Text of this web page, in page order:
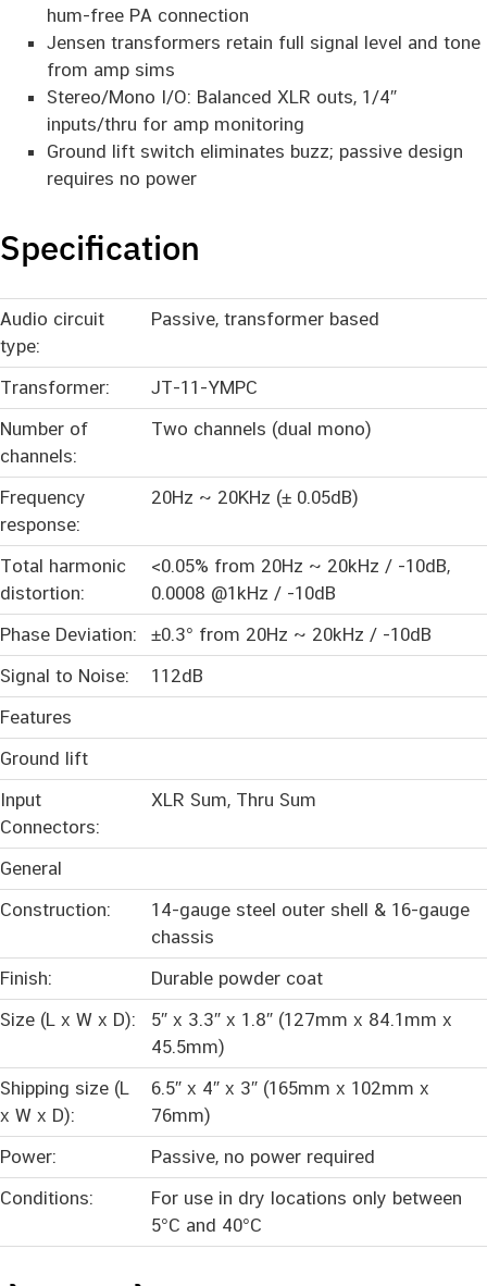
hum-free PA connection
Jensen transformers retain full signal level and tone
from amp sims
Stereo/Mono I/O: Balanced XLR outs, 1/4″
inputs/thru for amp monitoring
Ground lift switch eliminates buzz; passive design
requires no power
Specification
Audio circuit
type:
Passive, transformer based
Transformer:
JT-11-YMPC
Number of
channels:
Two channels (dual mono)
Frequency
response:
20Hz ~ 20KHz (± 0.05dB)
Total harmonic
distortion:
<0.05% from 20Hz ~ 20kHz / -10dB,
0.0008 @1kHz / -10dB
Phase Deviation:
±0.3° from 20Hz ~ 20kHz / -10dB
Signal to Noise:
112dB
Features
Ground lift
Input
Connectors:
XLR Sum, Thru Sum
General
Construction:
14-gauge steel outer shell & 16-gauge
chassis
Finish:
Durable powder coat
Size (L x W x D):
5″ x 3.3″ x 1.8″ (127mm x 84.1mm x
45.5mm)
Shipping size (L
x W x D):
6.5″ x 4″ x 3″ (165mm x 102mm x
76mm)
Power:
Passive, no power required
Conditions:
For use in dry locations only between
5°C and 40°C